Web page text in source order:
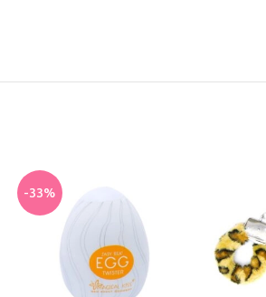
-33%